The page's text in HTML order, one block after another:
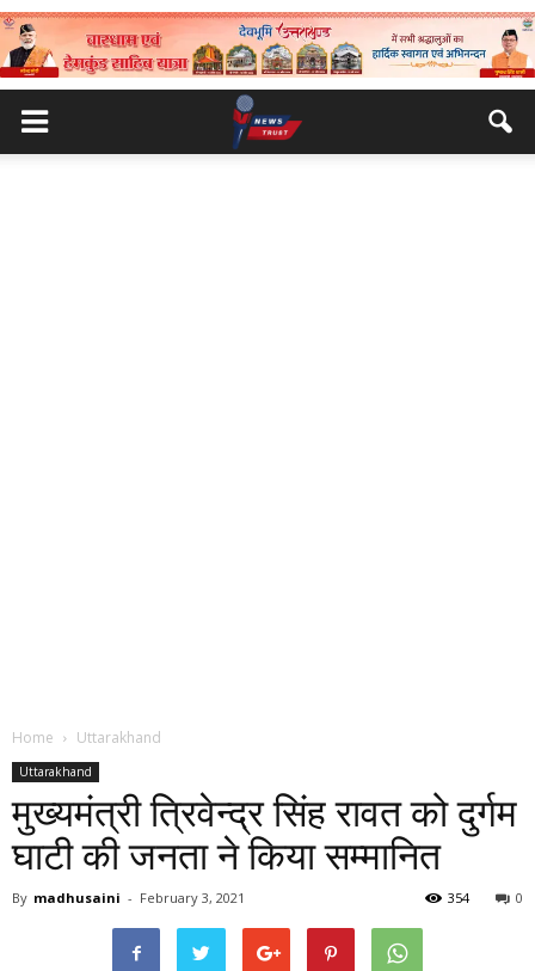
Home Uttarakhand
Uttarakhand
मुख्यमंत्री त्रिवेन्द्र सिंह रावत को दुर्गम
घाटी की जनता ने किया सम्मानित
By madhusaini - February 3, 2021 0
354